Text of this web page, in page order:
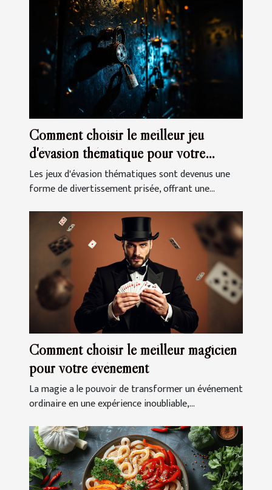
Comment choisir le meilleur jeu
d'évasion thématique pour votre
prochaine sortie
Les jeux d'évasion thématiques sont devenus une
forme de divertissement prisée, offrant une...
Comment choisir le meilleur magicien
pour votre événement
La magie a le pouvoir de transformer un événement
ordinaire en une expérience inoubliable,...